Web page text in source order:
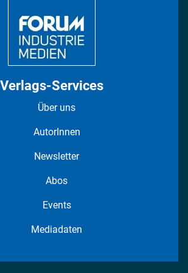
Verlags-Services
Über uns
AutorInnen
Newsletter
Abos
Events
Mediadaten